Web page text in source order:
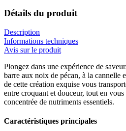
Détails du produit
Description
Informations techniques
Avis sur le produit
Plongez dans une expérience de
barre aux noix de pécan, à la cannelle
de cette création exquise vous
entre croquant et douceur, tout en
concentrée de nutriments essentiels.
Caractéristiques principales